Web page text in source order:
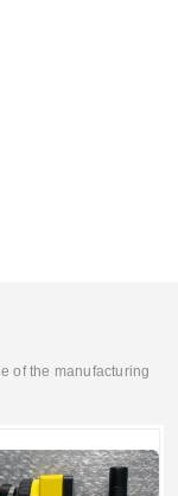
of the manufacturing